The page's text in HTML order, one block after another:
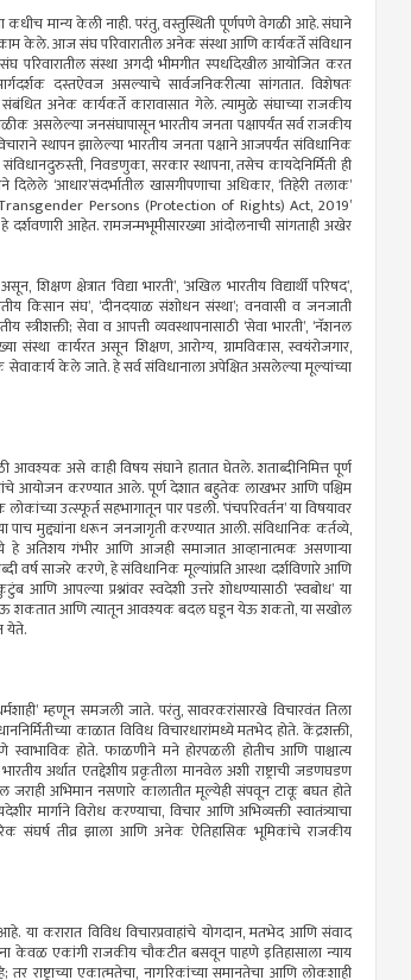
कधीच मान्य केली नाही. परंतु, वस्तुस्थिती पूर्णपणे वेगळी आहे. संघाने
काम केले. आज संघ परिवारातील अनेक संस्था आणि कार्यकर्ते संविधान
परिवारातील संस्था अगदी भीमगीत स्पर्धादेखील आयोजित करत
दस्तऐवज असल्याचे सार्वजनिकरीत्या सांगतात. विशेषतः
अनेक कार्यकर्ते कारावासात गेले. त्यामुळे संघाच्या राजकीय
असलेल्या जनसंघापासून भारतीय जनता पक्षापर्यंत सर्व राजकीय
स्थापन झालेल्या भारतीय जनता पक्षाने आजपर्यंत संविधानिक
निवडणुका, सरकार स्थापना, तसेच कायदेनिर्मिती ही
‘आधार’संदर्भातील खासगीपणाचा अधिकार, ‘तिहेरी तलाक’
Transgender Persons (Protection of Rights) Act, 2019’
आहेत. रामजन्मभूमीसारख्या आंदोलनाची सांगताही अखेर
शिक्षण क्षेत्रात ‘विद्या भारती’, ‘अखिल भारतीय विद्यार्थी परिषद’,
किसान संघ’, ‘दीनदयाळ संशोधन संस्था’; वनवासी व जनजाती
स्त्रीशक्ती; सेवा व आपत्ती व्यवस्थापनासाठी ‘सेवा भारती’, ‘नॅशनल
संस्था कार्यरत असून शिक्षण, आरोग्य, ग्रामविकास, स्वयंरोजगार,
सेवाकार्य केले जाते. हे सर्व संविधानाला अपेक्षित असलेल्या मूल्यांच्या
आवश्यक असे काही विषय संघाने हातात घेतले. शताब्दीनिमित्त पूर्ण
आयोजन करण्यात आले. पूर्ण देशात बहुतेक लाखभर आणि पश्चिम
उत्स्फूर्त सहभागातून पार पडली. ‘पंचपरिवर्तन’ या विषयावर
पाच मुद्द्यांना धरून जनजागृती करण्यात आली. संविधानिक कर्तव्ये,
हे अतिशय गंभीर आणि आजही समाजात आव्हानात्मक असणार्‍या
वर्ष साजरे करणे, हे संविधानिक मूल्यांप्रति आस्था दर्शविणारे आणि
आणि आपल्या प्रश्नांवर स्वदेशी उत्तरे शोधण्यासाठी ‘स्वबोध’ या
देऊ शकतात आणि त्यातून आवश्यक बदल घडून येऊ शकतो, या सखोल
येते.
म्हणून समजली जाते. परंतु, सावरकरांसारखे विचारवंत तिला
काळात विविध विचारधारांमध्ये मतभेद होते. केंद्रशक्ती,
स्वाभाविक होते. फाळणीने मने होरपळली होतीच आणि पाश्चात्य
अर्थात एतद्देशीय प्रकृतीला मानवेल अशी राष्ट्राची जडणघडण
जराही अभिमान नसणारे कालातीत मूल्येही संपवून टाकू बघत होते
विरोध करण्याचा, विचार आणि अभिव्यक्ती स्वातंत्र्याचा
संघर्ष तीव्र झाला आणि अनेक ऐतिहासिक भूमिकांचे राजकीय
या करारात विविध विचारप्रवाहांचे योगदान, मतभेद आणि संवाद
केवळ एकांगी राजकीय चौकटीत बसवून पाहणे इतिहासाला न्याय
राष्ट्राच्या एकात्मतेचा, नागरिकांच्या समानतेचा आणि लोकशाही